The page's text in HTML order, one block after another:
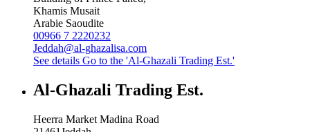
Khamis Musait
Arabie Saoudite
00966 7 2220232
Jeddah@al-ghazalisa.com
See details Go to the 'Al-Ghazali Trading Est.'
Al-Ghazali Trading Est.
Heerra Market Madina Road